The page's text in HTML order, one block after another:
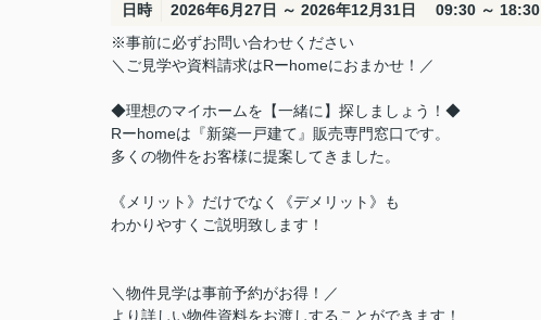
日時
2026年6月27日 ～ 2026年12月31日 09:30 ～ 18:30
※事前に必ずお問い合わせください
＼ご見学や資料請求はRーhomeにおまかせ！／
◆理想のマイホームを【一緒に】探しましょう！◆
Rーhomeは『新築一戸建て』販売専門窓口です。
多くの物件をお客様に提案してきました。
《メリット》だけでなく《デメリット》も
わかりやすくご説明致します！
＼物件見学は事前予約がお得！／
より詳しい物件資料をお渡しすることができます！